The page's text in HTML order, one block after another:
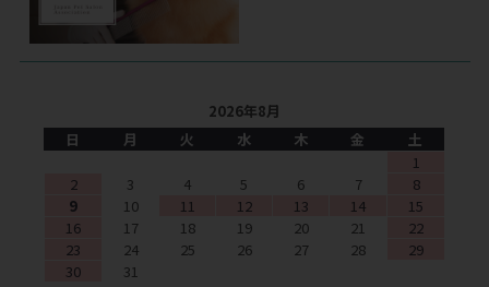
2026年8月
日
月 火 水 木 金
土
1
2
3 4 5 6 7
8
9
10 11 12 13 14
15
16
17 18 19 20 21
22
23
24 25 26 27 28
29
30
31